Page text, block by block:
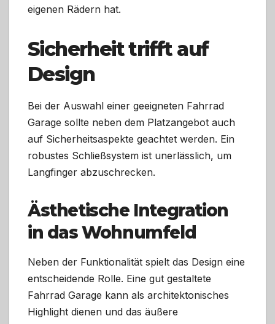
eigenen Rädern hat.
Sicherheit trifft auf
Design
Bei der Auswahl einer geeigneten Fahrrad
Garage sollte neben dem Platzangebot auch
auf Sicherheitsaspekte geachtet werden. Ein
robustes Schließsystem ist unerlässlich, um
Langfinger abzuschrecken.
Ästhetische Integration
in das Wohnumfeld
Neben der Funktionalität spielt das Design eine
entscheidende Rolle. Eine gut gestaltete
Fahrrad Garage kann als architektonisches
Highlight dienen und das äußere